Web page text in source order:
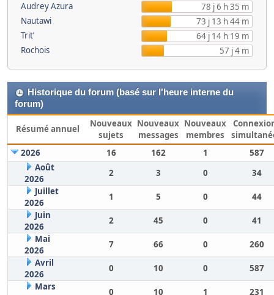
Audrey Azura
78 j 6 h 35 m
Nautawi
73 j 13 h 44 m
Trit’
64 j 14 h 19 m
Rochois
57 j 4 m
Historique du forum (basé sur l'heure interne du
forum)
Résumé annuel
Nouveaux
sujets
Nouveaux
messages
Nouveaux
membres
2026
16 162 1
587
Août
2026
2 3 0
34
Juillet
2026
1 5 0
44
Juin
2026
2 45 0
41
Mai
2026
7 66 0
260
Avril
2026
0 10 0
587
Mars
0 10 1 231